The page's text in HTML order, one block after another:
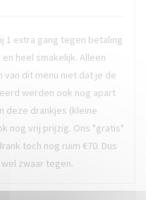
1 extra gang tegen betaling
heel smakelijk. Alleen
dit menu niet dat je de
werden ook nog apart
deze drankjes (kleine
nog vrij prijzig. Ons "gratis"
toch nog ruim €70. Dus
zwaar tegen.